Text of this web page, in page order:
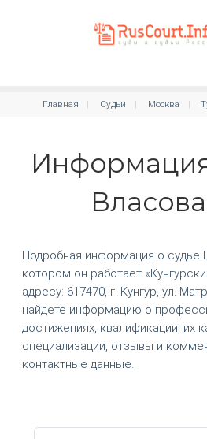
Главная Судьи Москва
Подробная информация о судье
котором он работает
адресу: 617470, г. Кунгур, ул.
найдете информацию о
достижениях, квалификации, их
специализации, отзывы и
контактные данные.